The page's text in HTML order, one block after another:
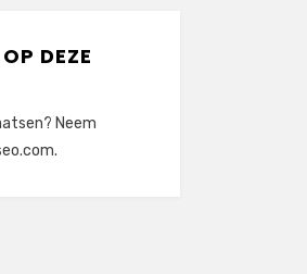
DEZE
Neem
.